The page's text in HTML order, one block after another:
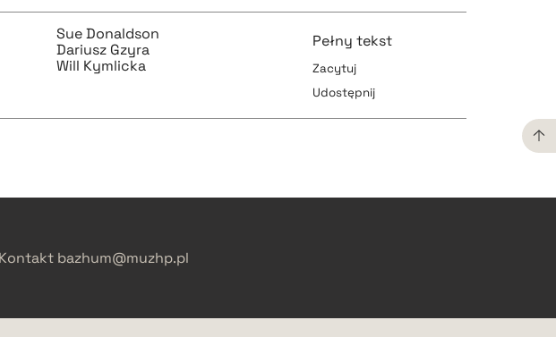
pobierz cytat
pobierz cytat
Sue Donaldson
Dariusz Gzyra
Will Kymlicka
Pełny tekst
Zacytuj
Udostępnij
pobierz cytat
Kontakt bazhum@muzhp.pl